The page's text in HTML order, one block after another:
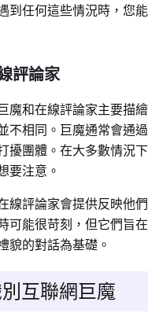
到任何這些情況時，您
評論家
魔和在線評論家主要描
不相同。巨魔通常會通
擾團體。在大多數情況
要注意。
線評論家會提供反映他
可能很苛刻，但它們旨
貌的對話為基礎。
互聯網巨魔